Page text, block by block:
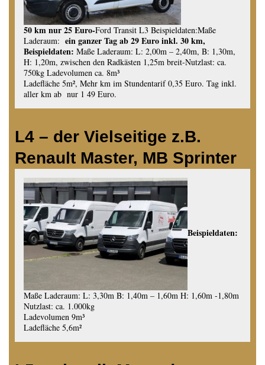
50 km nur 25 Euro-Ford Transit L3 Beispieldaten:Maße
Laderaum: ein ganzer Tag ab 29 Euro inkl. 30 km,
Beispieldaten: Maße Laderaum: L: 2,00m – 2,40m, B: 1,30m,
H: 1,20m, zwischen den Radkästen 1,25m breit-Nutzlast: ca.
750kg Ladevolumen ca. 8m³
Ladefläche 5m², Mehr km im Stundentarif 0,35 Euro. Tag inkl.
aller km ab nur 1 49 Euro.
L4 – der Vielseitige z.B.
Renault Master, MB Sprinter
Beispieldaten:
Maße Laderaum: L: 3,30m B: 1,40m – 1,60m H: 1,60m -1,80m
Nutzlast: ca. 1.000kg
Ladevolumen 9m³
Ladefläche 5,6m²